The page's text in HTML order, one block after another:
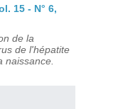
15 - N° 6,
de la
de l'hépatite
naissance.